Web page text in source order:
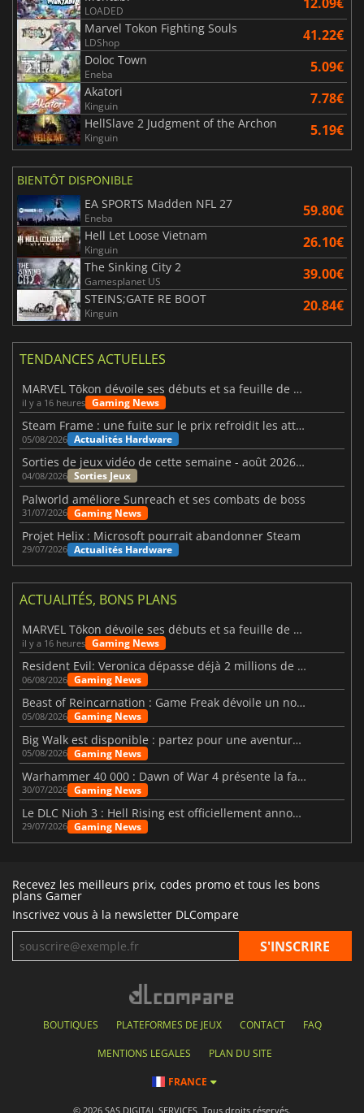
LOADED
Marvel Tokon Fighting Souls
LDShop 41.22€
Doloc Town
Eneba 5.09€
Akatori
Kinguin 7.78€
HellSlave 2 Judgment of the Archon
Kinguin 5.19€
BIENTÔT DISPONIBLE
EA SPORTS Madden NFL 27
Eneba 59.80€
Hell Let Loose Vietnam
Kinguin 26.10€
The Sinking City 2
Gamesplanet US 39.00€
STEINS;GATE RE BOOT
Kinguin 20.84€
TENDANCES ACTUELLES
MARVEL Tōkon dévoile ses débuts et sa feuille de route
il y a 16 heures Gaming News
Steam Frame : une fuite sur le prix refroidit les attentes VR
05/08/2026 Actualités Hardware
Sorties de jeux vidéo de cette semaine - août 2026 (semaine 32)
04/08/2026 Sorties Jeux
Palworld améliore Sunreach et ses combats de boss
31/07/2026 Gaming News
Projet Helix : Microsoft pourrait abandonner Steam
29/07/2026 Actualités Hardware
ACTUALITÉS, BONS PLANS
MARVEL Tōkon dévoile ses débuts et sa feuille de route
il y a 16 heures Gaming News
Resident Evil: Veronica dépasse déjà 2 millions de wishlists
06/08/2026 Gaming News
Beast of Reincarnation : Game Freak dévoile un nouveau pari
05/08/2026 Gaming News
Big Walk est disponible : partez pour une aventure entre amis
05/08/2026 Gaming News
Warhammer 40 000 : Dawn of War 4 présente la faction des Nécrons
30/07/2026 Gaming News
Le DLC Nioh 3 : Hell Rising est officiellement annoncé
29/07/2026 Gaming News
Recevez les meilleurs prix, codes promo et tous les bons
plans Gamer
Inscrivez vous à la newsletter DLCompare
BOUTIQUES PLATEFORMES DE JEUX CONTACT FAQ
MENTIONS LEGALES PLAN DU SITE
FRANCE
© 2026 SAS DIGITAL SERVICES, Tous droits réservés.